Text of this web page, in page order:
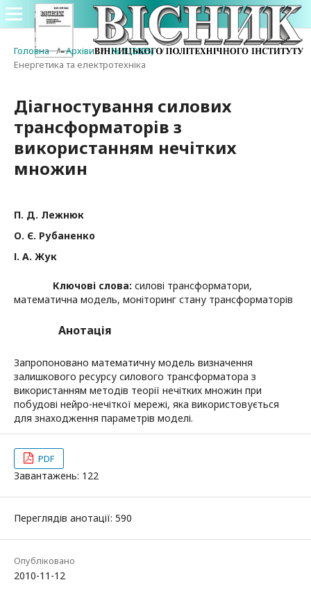
Головна / Архіви / № 1 (2005) /
Енергетика та електротехніка
Діагностування силових
трансформаторів з
використанням нечітких
множин
П. Д. Лежнюк
О. Є. Рубаненко
І. А. Жук
Ключові слова: силові трансформатори,
математична модель, моніторинг стану трансформаторів
Анотація
Запропоновано математичну модель визначення
залишкового ресурсу силового трансформатора з
використанням методів теорії нечітких множин при
побудові нейро-нечіткої мережі, яка використовується
для знаходження параметрів моделі.
PDF
Завантажень: 122
Переглядів анотації: 590
Опубліковано
2010-11-12